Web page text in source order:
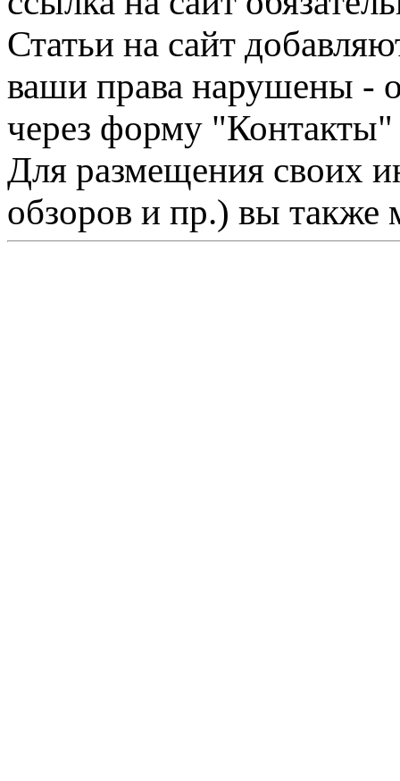
Статьи на сайт
ваши права нарушены -
через форму "Контакты"
Для размещения своих
обзоров и пр.) вы также